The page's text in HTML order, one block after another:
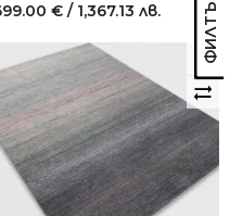
€ / 1,367.13 лв.